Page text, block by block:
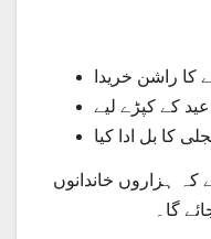
کا راشن خریدا
کے کپڑے لیے
کا بل ادا کیا
ہزاروں خاندانوں
گا۔